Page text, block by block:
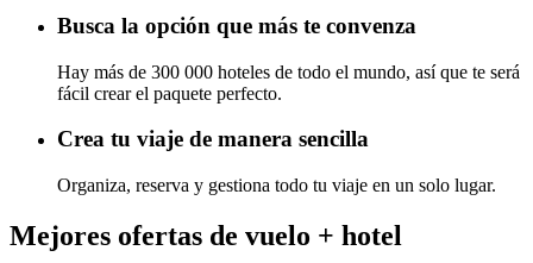
Busca la opción que más te convenza
Hay más de 300 000 hoteles de todo el mundo, así que te será
fácil crear el paquete perfecto.
Crea tu viaje de manera sencilla
Organiza, reserva y gestiona todo tu viaje en un solo lugar.
Mejores ofertas de vuelo + hotel